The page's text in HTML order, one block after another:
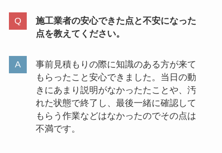
施工業者の安心できた点と不安になった
点を教えてください。
事前見積もりの際に知識のある方が来て
もらったこと安心できました。当日の動
きにあまり説明がなかったたことや、汚
れた状態で終了し、最後一緒に確認して
もらう作業などはなかったのでその点は
不満です。